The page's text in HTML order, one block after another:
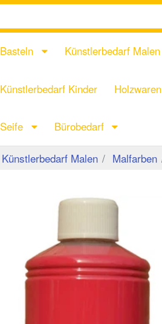
Basteln Künstlerbedarf Malen
Künstlerbedarf Kinder Holzwaren
Seife Bürobedarf
Künstlerbedarf Malen Malfarben